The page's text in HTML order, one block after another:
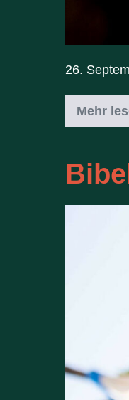
26.
Mehr